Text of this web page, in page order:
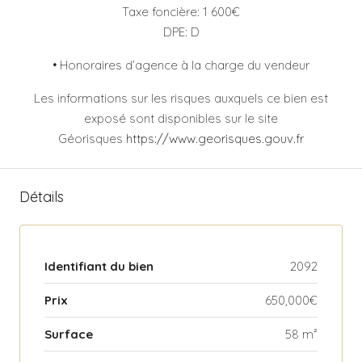
Taxe foncière: 1 600€
DPE: D
• Honoraires d’agence à la charge du vendeur
Les informations sur les risques auxquels ce bien est
exposé sont disponibles sur le site
Géorisques https://www.georisques.gouv.fr
Détails
Identifiant du bien 2092
Prix 650,000€
Surface 58 m²